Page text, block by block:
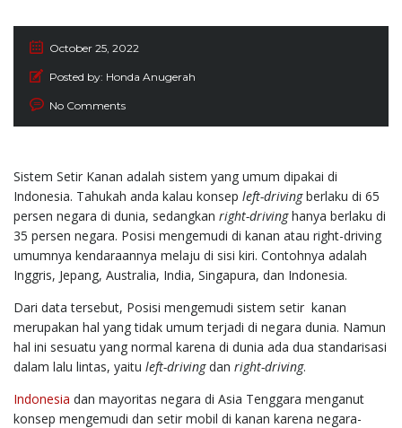
October 25, 2022
Posted by: Honda Anugerah
No Comments
Sistem Setir Kanan adalah sistem yang umum dipakai di
Indonesia. Tahukah anda kalau konsep left-drivingberlaku di 65
persen negara di dunia, sedangkan right-drivinghanya berlaku di
35 persen negara. Posisi mengemudi di kanan atau right-driving
umumnya kendaraannya melaju di sisi kiri. Contohnya adalah
Inggris, Jepang, Australia, India, Singapura, dan Indonesia.
Dari data tersebut, Posisi mengemudi sistem setir kanan
merupakan hal yang tidak umum terjadi di negara dunia. Namun
hal ini sesuatu yang normal karena di dunia ada dua standarisasi
dalam lalu lintas, yaitu left-drivingdan right-driving.
Indonesia dan mayoritas negara di Asia Tenggara menganut
konsep mengemudi dan setir mobil di kanan karena negara-